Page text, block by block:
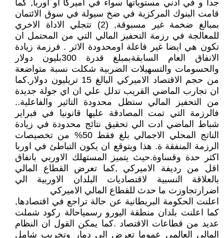
جدا و في ادني مستوياتها سواء في اميركا او اوربا, كما
قامت البنوك المركزية في ضخ سيولة في سوق الائتمان
بمبالغ ضخمة غير مسبوقة, (2) تتجلي الاداة الاخري
للمعالجة في رزمة التحفيز المالي التي من المحتمل ان
تكون هي ايضا غير فاعلة اومحدودة الاثر . فرزمة زيادة
الانفاق العام السابقةبمبلغ قدرة 300بليون دولار
والحسومات والتسهيلات الضربية شكلت نسبة متواضعة
من حجم الاقتصاد الاميركي البالغ 15 تريليون دولار,كما
ان تجارب الماضي القريب تدلل علي ان اي جولة جديدة
من التحفيز المالي ستظل محدودة التاثير والفاعلية..
فالرزمة التي تمت المصادقة عليها قانونيا في فبراير
شباط الماضي ادت الي تحقيق نتائج محدودة في زيادة
الناتج المحلي الاجمالي بلغ فقط 50% من تخصيصات
الرزمة المنفقة ة. هذا ويتوقع ان يكون التباطئ في اوربا
اكثر حدة وقساوة.حيث يتميز المستهلك الاوربي بانفاق
اقل من رديفة الاميركي ,كما تعرض القطاع المالي
بالعلاقة النسبية لاقتصاديات البلدان الاوربية الي
اضرارتجاوزت ما حدث للقطاع المالي الاميركي
اعلنت الحكومة البريطانية عن حالة تراجع في اقتصادها,
كما اعلنت بلدان منطقة اليورو رسمياحالة ركود شملت
عديد من قطاعات الاقتصاد .كما يمكن القول ان النظام
المالي العالمي عموما تعرض الي دمار وتخريب شامل